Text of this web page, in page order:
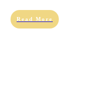
Read More